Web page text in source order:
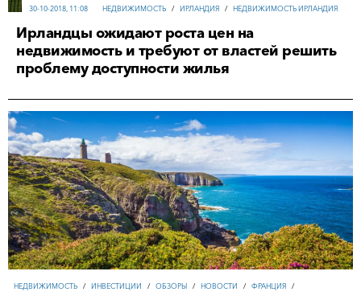
НЕДВИЖИМОСТЬ / ИРЛАНДИЯ / НЕДВИЖИМОСТЬ ИРЛАНДИЯ
30-10-2018, 11:08
Ирландцы ожидают роста цен на
недвижимость и требуют от властей решить
проблему доступности жилья
НЕДВИЖИМОСТЬ / ИНВЕСТИЦИИ / ОБЗОРЫ / НОВОСТИ / ФРАНЦИЯ /